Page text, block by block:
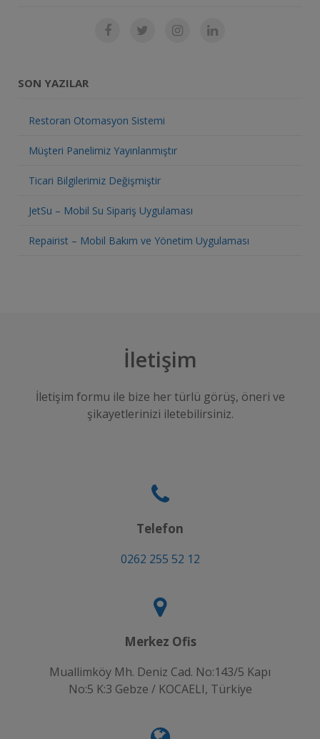
SON YAZILAR
Restoran Otomasyon Sistemi
Müşteri Panelimiz Yayınlanmıştır
Ticari Bilgilerimiz Değişmiştir
JetSu – Mobil Su Sipariş Uygulaması
Repairist – Mobil Bakım ve Yönetim Uygulaması
İletişim
İletişim formu ile bize her türlü görüş, öneri ve
şikayetlerinizi iletebilirsiniz.
Telefon
0262 255 52 12
Merkez Ofis
Muallimköy Mh. Deniz Cad. No:143/5 Kapı
No:5 K:3 Gebze / KOCAELI, Türkiye